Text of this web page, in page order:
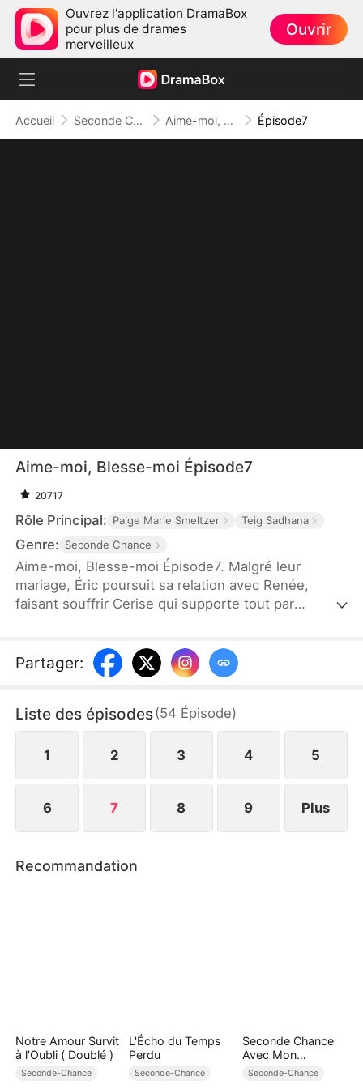
Ouvrez l'application DramaBox
pour plus de drames
merveilleux
Ouvrir
Accueil Seconde Chance Aime-moi, Blesse-moi Épisode7
Aime-moi, Blesse-moi Épisode7
20717
Rôle Principal: Paige Marie Smeltzer Teig Sadhana
Genre: Seconde Chance
Aime-moi, Blesse-moi Épisode7. Malgré leur
mariage, Éric poursuit sa relation avec Renée,
faisant souffrir Cerise qui supporte tout par
et continue à la blesser. Après la perte de leur
enfant, Cerise prend enfin la décision de divorcer.
Partager:
Liste des épisodes(54 Épisode)
1 2 3 4 5
6 7 8 9 Plus
Recommandation
Notre Amour Survit
à l'Oubli ( Doublé )
Seconde-Chance
L'Écho du Temps
Perdu
Seconde-Chance
Seconde Chance
Avec Mon
Milliardaire
Seconde-Chance